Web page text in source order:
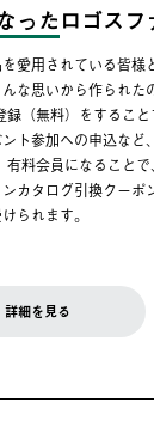
ったロゴスフ
愛用されている皆
な思いから作られ
録（無料）をするこ
ト参加への申込など
有料会員になること
カタログ引換クー
られます。
詳細を見る